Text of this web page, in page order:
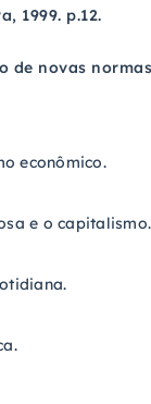
1999. p.12.
de novas
econômico.
e o capitalismo.